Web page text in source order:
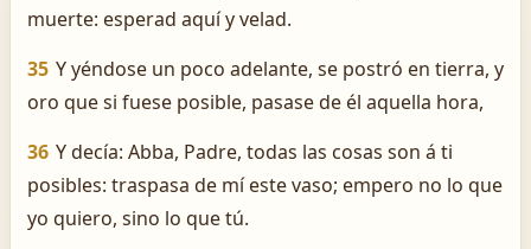
muerte: esperad aquí y velad.
35 Y yéndose un poco adelante, se postró en tierra, y
oro que si fuese posible, pasase de él aquella hora,
36 Y decía: Abba, Padre, todas las cosas son á ti
posibles: traspasa de mí este vaso; empero no lo que
yo quiero, sino lo que tú.